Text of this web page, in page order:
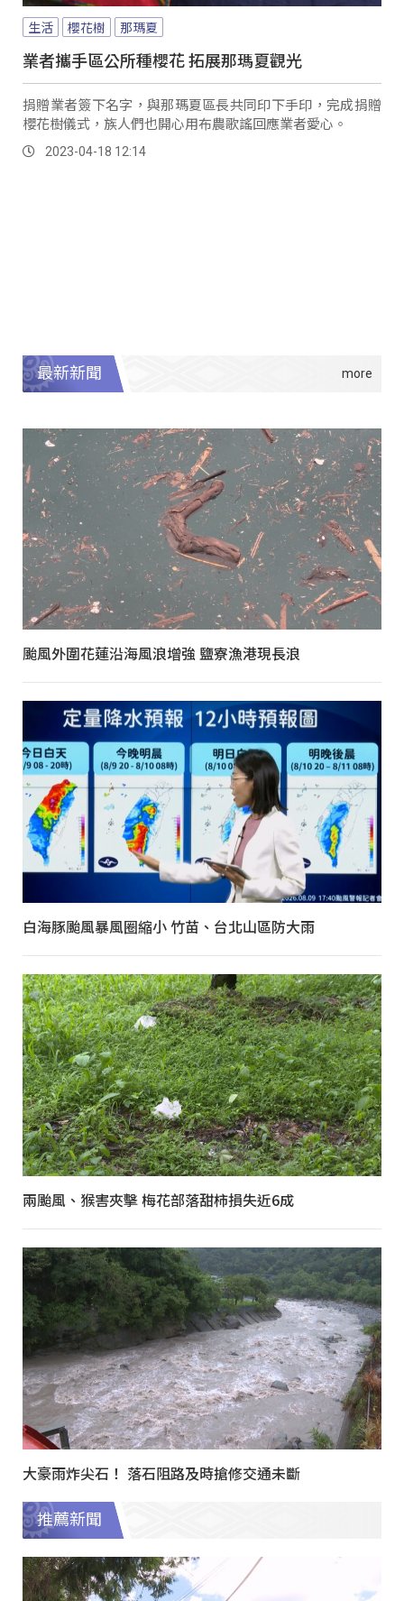
生活 櫻花樹 那瑪夏
業者攜手區公所種櫻花 拓展那瑪夏觀光
捐贈業者簽下名字，與那瑪夏區長共同印下手印，完成捐贈
櫻花樹儀式，族人們也開心用布農歌謠回應業者愛心。
2023-04-18 12:14
最新新聞
颱風外圍花蓮沿海風浪增強 鹽寮漁港現長浪
白海豚颱風暴風圈縮小 竹苗、台北山區防大雨
兩颱風、猴害夾擊 梅花部落甜柿損失近6成
大豪雨炸尖石！ 落石阻路及時搶修交通未斷
推薦新聞